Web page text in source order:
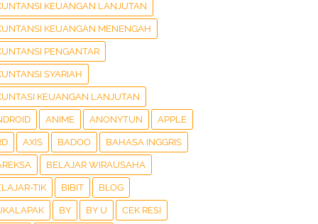
KEUANGAN LANJUTAN
KEUANGAN MENENGAH
PENGANTAR
SYARIAH
KEUANGAN LANJUTAN
ANIME ANONYTUN APPLE
AXIS BADOO BAHASA INGGRIS
BELAJAR WIRAUSAHA
TIK BIBIT BLOG
BY BY U CEK RESI